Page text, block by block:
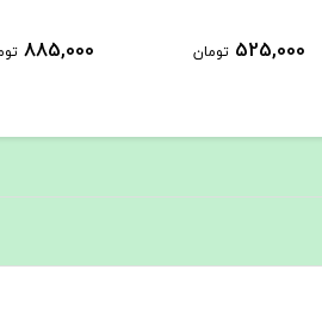
تومان 885,000 تومان